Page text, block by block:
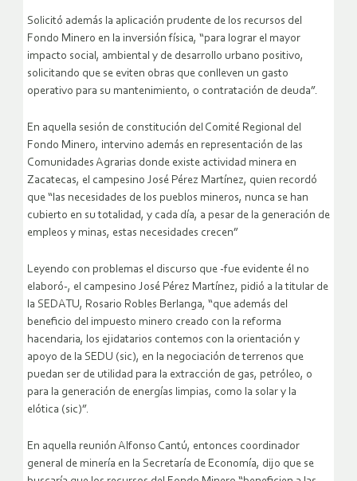
Solicitó además la aplicación prudente de los recursos del
Fondo Minero en la inversión física, “para lograr el mayor
impacto social, ambiental y de desarrollo urbano positivo,
solicitando que se eviten obras que conlleven un gasto
operativo para su mantenimiento, o contratación de deuda”.
En aquella sesión de constitución del Comité Regional del
Fondo Minero, intervino además en representación de las
Comunidades Agrarias donde existe actividad minera en
Zacatecas, el campesino José Pérez Martínez, quien recordó
que “las necesidades de los pueblos mineros, nunca se han
cubierto en su totalidad, y cada día, a pesar de la generación de
empleos y minas, estas necesidades crecen”
Leyendo con problemas el discurso que -fue evidente él no
elaboró-, el campesino José Pérez Martínez, pidió a la titular de
la SEDATU, Rosario Robles Berlanga, “que además del
beneficio del impuesto minero creado con la reforma
hacendaria, los ejidatarios contemos con la orientación y
apoyo de la SEDU (sic), en la negociación de terrenos que
puedan ser de utilidad para la extracción de gas, petróleo, o
para la generación de energías limpias, como la solar y la
elótica (sic)”.
En aquella reunión Alfonso Cantú, entonces coordinador
general de minería en la Secretaría de Economía, dijo que se